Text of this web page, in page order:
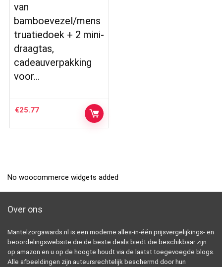
van
bamboevezel/mens
truatiedoek + 2 mini-
draagtas,
cadeauverpakking
voor…
€25.77
No woocommerce widgets added
Over ons
Mantelzorgawards.nl is een moderne alles-in-één prijsvergelijkings- en
beoordelingswebsite die de beste deals biedt die beschikbaar zijn
op amazon en u op de hoogte houdt via de laatst toegevoegde blogs.
Alle afbeeldingen zijn auteursrechtelijk beschermd door hun